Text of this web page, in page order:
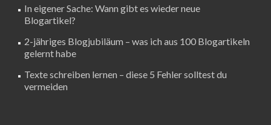
In eigener Sache: Wann gibt es wieder neue
Blogartikel?
2-jähriges Blogjubiläum – was ich aus 100 Blogartikeln
gelernt habe
Texte schreiben lernen – diese 5 Fehler solltest du
vermeiden